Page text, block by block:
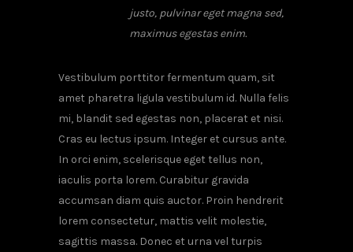
justo, pulvinar eget magna sed,
maximus egestas enim.
Vestibulum porttitor fermentum quam, sit
amet pharetra ligula vestibulum id. Nulla felis
mi, blandit sed egestas non, placerat et nisi.
Cras eu lectus ipsum. Integer et cursus ante.
In orci enim, scelerisque eget tellus non,
iaculis porta lorem. Curabitur gravida
accumsan diam quis auctor. Proin hendrerit
lorem consectetur, mattis velit molestie,
sagittis massa. Donec et urna vel turpis